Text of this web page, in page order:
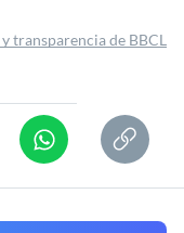
transparencia de BBCL